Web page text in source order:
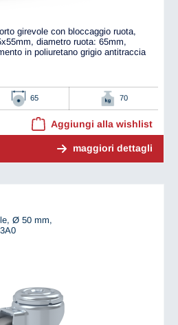
girevole con bloccaggio ruota,
diametro ruota: 65mm,
in poliuretano grigio antitraccia
65 70
Aggiungi alla wishlist
maggiori dettagli
Ø 50 mm,